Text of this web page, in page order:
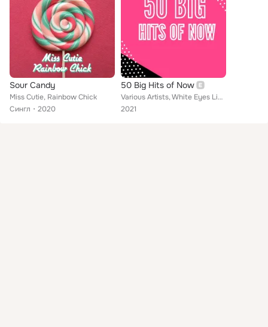
Sour Candy
Miss Cutie, Rainbow Chick
Сингл
2020
50 Big Hits of Now
Various Artists, White Eyes Lies, Dj Marghe, The Great Stars, III Times Away, Alice, Nostop Kay, UnderXY, Finking, Ashley Gee, S...
2021